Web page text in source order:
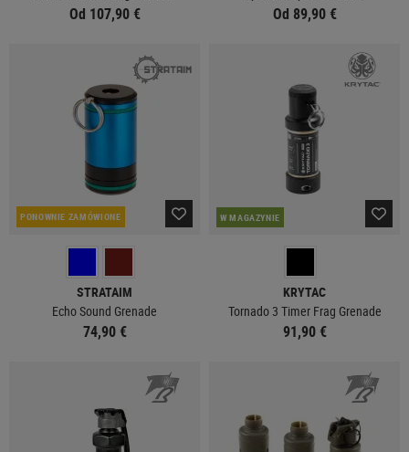
Od 107,90 € Od 89,90 €
PONOWNIE ZAMÓWIONE
STRATAIM
Echo Sound Grenade
74,90 €
W MAGAZYNIE
KRYTAC
Tornado 3 Timer Frag Grenade
91,90 €